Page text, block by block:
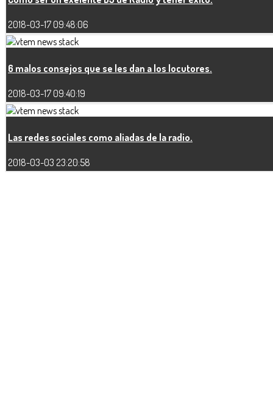
2018-03-17 09:48:06
6 malos consejos que se les dan a los locutores.
2018-03-17 09:40:19
Las redes sociales como aliadas de la radio.
2018-03-03 23:20:58